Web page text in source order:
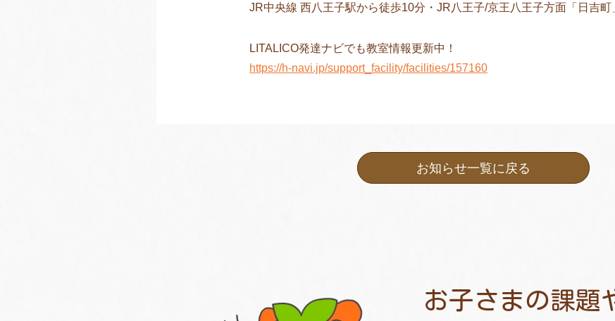
JR中央線 西八王子駅から徒歩10分・JR八王子/京王八王子方面「日吉町
LITALICO発達ナビでも教室情報更新中！
https://h-navi.jp/support_facility/facilities/157160
お知らせ一覧に戻る
お子さまの課題